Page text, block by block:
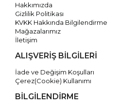
Hakkımızda
Gizlilik Politikası
KVKK Hakkında Bilgilendirme
Mağazalarımız
İletişim
ALIŞVERİŞ BİLGİLERİ
İade ve Değişim Koşulları
Çerez(Cookie) Kullanımı
BİLGİLENDİRME